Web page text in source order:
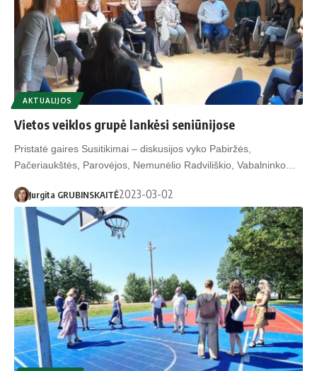
AKTUALIJOS
Vietos veiklos grupė lankėsi seniūnijose
Pristatė gaires Susitikimai – diskusijos vyko Pabiržės,
Pačeriaukštės, Parovėjos, Nemunėlio Radviliškio, Vabalninko…
Jurgita GRUBINSKAITĖ2023-03-02